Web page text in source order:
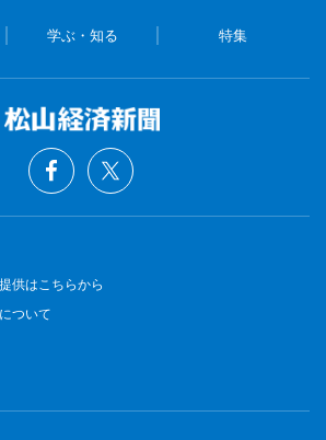
学ぶ・知る 特集
供はこちらから
ついて